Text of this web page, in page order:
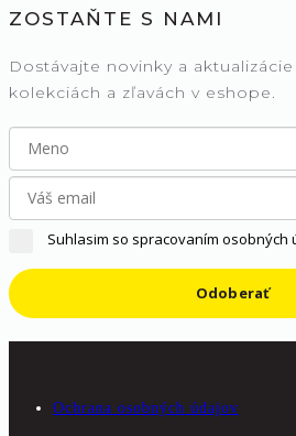
ZOSTAŇTE S NAMI
Dostávajte novinky a
kolekciách a zľavách v eshope.
Suhlasim so spracovaním osobných
Odoberať
Ochrana osobných údajov